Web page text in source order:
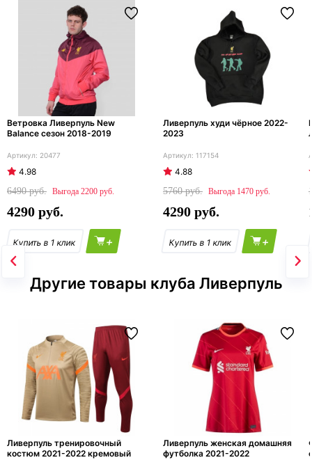
Ветровка Ливерпуль New
Balance сезон 2018-2019
20477
4.98
6490
2200
4290
+
Ливерпуль худи чёрное 2022-
2023
117154
4.88
5760
1470
4290
+
Другие товары клуба Ливерпуль
Ливерпуль тренировочный
костюм 2021-2022 кремовый
Ливерпуль женская домашняя
футболка 2021-2022